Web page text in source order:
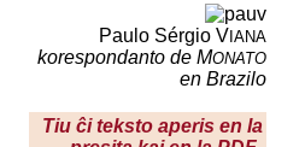
Paulo Sérgio V IANA
korespondanto de MONATO
en Brazilo
Tiu ĉi teksto aperis en la